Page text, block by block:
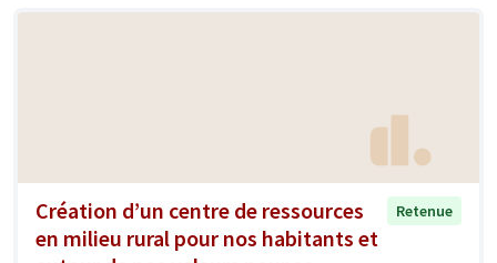
Création d’un centre de ressources
en milieu rural pour nos habitants et
Retenue